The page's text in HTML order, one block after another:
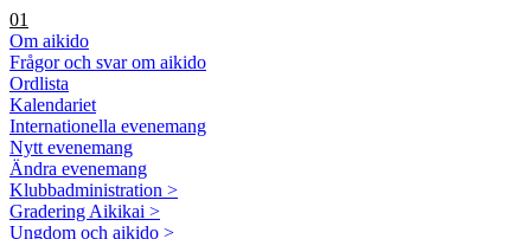
01
Om aikido
Frågor och svar om aikido
Ordlista
Kalendariet
Internationella evenemang
Nytt evenemang
Ändra evenemang
Klubbadministration >
Gradering Aikikai >
Ungdom och aikido >